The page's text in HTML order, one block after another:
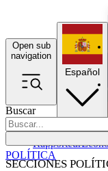
Open sub
navigation
Buscar
SECCIONES
Rapporteur
Español
POLÍTICA